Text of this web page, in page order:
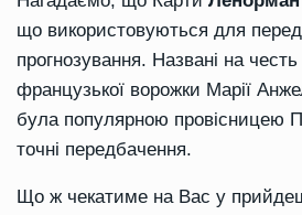
що використовуються для
прогнозування. Названі на
французької ворожки Марії
була популярною провісницею
точні передбачення.
Що ж чекатиме на Вас у